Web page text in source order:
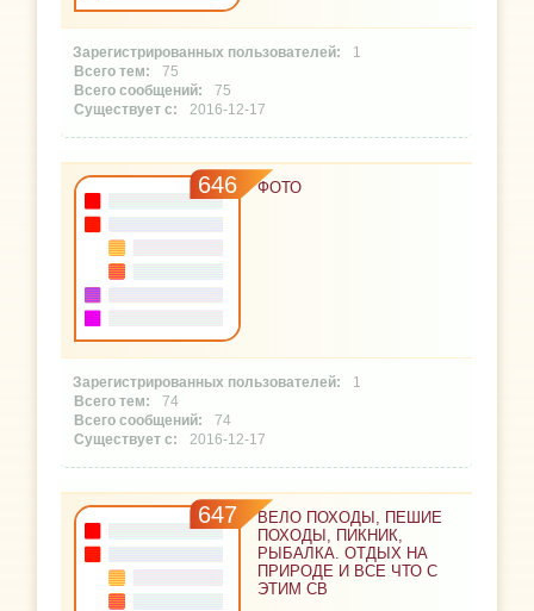
1
75
75
2016-12-17
646 ФОТО
1
74
74
2016-12-17
647
ВЕЛО ПОХОДЫ, ПЕШИЕ
ПОХОДЫ, ПИКНИК,
РЫБАЛКА. ОТДЫХ НА
ПРИРОДЕ И ВСЕ ЧТО С
ЭТИМ СВ